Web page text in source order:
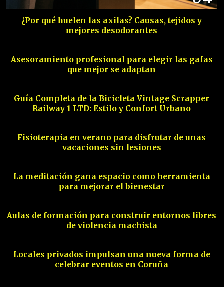
¿Por qué huelen las axilas? Causas, tejidos y
mejores desodorantes
Asesoramiento profesional para elegir las gafas
que mejor se adaptan
Guía Completa de la Bicicleta Vintage Scrapper
Railway 1 LTD: Estilo y Confort Urbano
Fisioterapia en verano para disfrutar de unas
vacaciones sin lesiones
La meditación gana espacio como herramienta
para mejorar el bienestar
Aulas de formación para construir entornos libres
de violencia machista
Locales privados impulsan una nueva forma de
celebrar eventos en Coruña